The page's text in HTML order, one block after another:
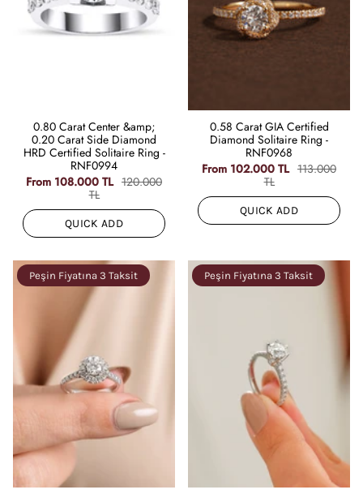
0.80 Carat Center &amp;
0.20 Carat Side Diamond
HRD Certified Solitaire Ring -
RNF0994
From 108.000 TL 120.000
TL
QUICK ADD
0.58 Carat GIA Certified
Diamond Solitaire Ring -
RNF0968
From 102.000 TL 113.000
TL
QUICK ADD
Peşin Fiyatına 3 Taksit Peşin Fiyatına 3 Taksit